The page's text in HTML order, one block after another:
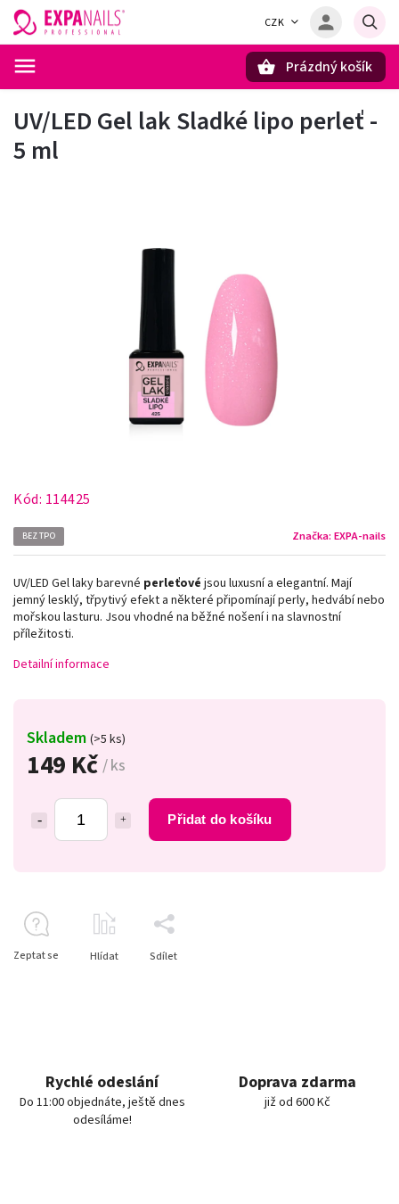
CZK
Prázdný košík
UV/LED Gel lak Sladké lipo perleť -
5 ml
Kód: 114425
BEZ TPO Značka: EXPA-nails
149 Kč / ks
Přidat do košíku
Skladem (>5 ks)
UV/LED Gel laky barevné perleťové jsou luxusní a elegantní. Mají
jemný lesklý, třpytivý efekt a některé připomínají perly, hedvábí nebo
mořskou lasturu. Jsou vhodné na běžné nošení i na slavnostní
příležitosti.
Detailní informace
Zeptat se Hlídat Sdílet
Rychlé odeslání
Do 11:00 objednáte, ještě dnes
odesíláme!
Doprava zdarma
již od 600 Kč